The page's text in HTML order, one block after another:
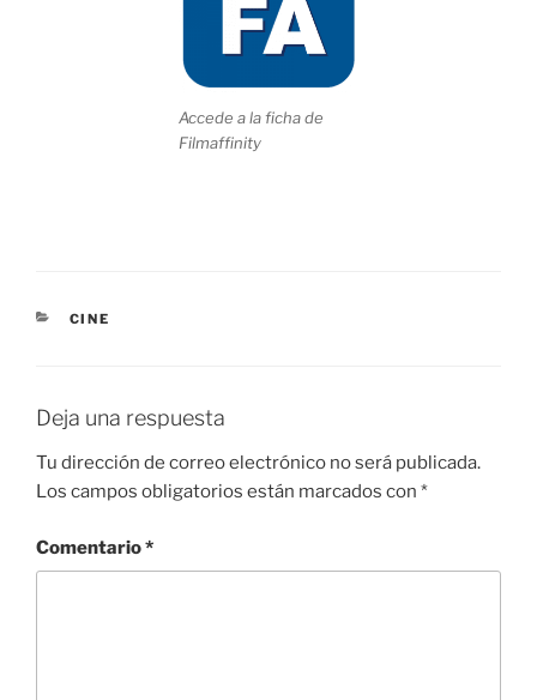
Accede a la ficha de
Filmaffinity
CATEGORÍAS
CINE
Deja una respuesta
Tu dirección de correo electrónico no será publicada.
Los campos obligatorios están marcados con *
Comentario*